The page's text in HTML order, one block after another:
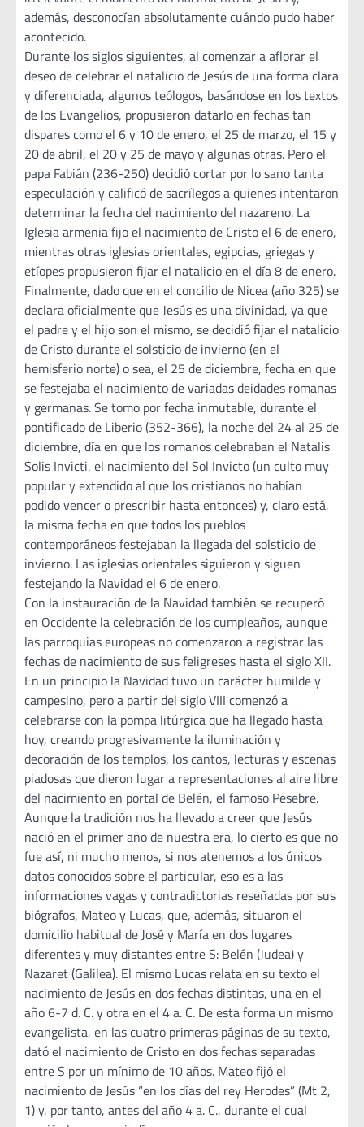
además, desconocían absolutamente cuándo pudo haber
acontecido.
Durante los siglos siguientes, al comenzar a aflorar el
deseo de celebrar el natalicio de Jesús de una forma clara
y diferenciada, algunos teólogos, basándose en los textos
de los Evangelios, propusieron datarlo en fechas tan
dispares como el 6 y 10 de enero, el 25 de marzo, el 15 y
20 de abril, el 20 y 25 de mayo y algunas otras. Pero el
papa Fabián (236-250) decidió cortar por lo sano tanta
especulación y calificó de sacrílegos a quienes intentaron
determinar la fecha del nacimiento del nazareno. La
Iglesia armenia fijo el nacimiento de Cristo el 6 de enero,
mientras otras iglesias orientales, egipcias, griegas y
etíopes propusieron fijar el natalicio en el día 8 de enero.
Finalmente, dado que en el concilio de Nicea (año 325) se
declara oficialmente que Jesús es una divinidad, ya que
el padre y el hijo son el mismo, se decidió fijar el natalicio
de Cristo durante el solsticio de invierno (en el
hemisferio norte) o sea, el 25 de diciembre, fecha en que
se festejaba el nacimiento de variadas deidades romanas
y germanas. Se tomo por fecha inmutable, durante el
pontificado de Liberio (352-366), la noche del 24 al 25 de
diciembre, día en que los romanos celebraban el Natalis
Solis Invicti, el nacimiento del Sol Invicto (un culto muy
popular y extendido al que los cristianos no habían
podido vencer o prescribir hasta entonces) y, claro está,
la misma fecha en que todos los pueblos
contemporáneos festejaban la llegada del solsticio de
invierno. Las iglesias orientales siguieron y siguen
festejando la Navidad el 6 de enero.
Con la instauración de la Navidad también se recuperó
en Occidente la celebración de los cumpleaños, aunque
las parroquias europeas no comenzaron a registrar las
fechas de nacimiento de sus feligreses hasta el siglo XII.
En un principio la Navidad tuvo un carácter humilde y
campesino, pero a partir del siglo VIII comenzó a
celebrarse con la pompa litúrgica que ha llegado hasta
hoy, creando progresivamente la iluminación y
decoración de los templos, los cantos, lecturas y escenas
piadosas que dieron lugar a representaciones al aire libre
del nacimiento en portal de Belén, el famoso Pesebre.
Aunque la tradición nos ha llevado a creer que Jesús
nació en el primer año de nuestra era, lo cierto es que no
fue así, ni mucho menos, si nos atenemos a los únicos
datos conocidos sobre el particular, eso es a las
informaciones vagas y contradictorias reseñadas por sus
biógrafos, Mateo y Lucas, que, además, situaron el
domicilio habitual de José y María en dos lugares
diferentes y muy distantes entre S: Belén (Judea) y
Nazaret (Galilea). El mismo Lucas relata en su texto el
nacimiento de Jesús en dos fechas distintas, una en el
año 6-7 d. C. y otra en el 4 a. C. De esta forma un mismo
evangelista, en las cuatro primeras páginas de su texto,
dató el nacimiento de Cristo en dos fechas separadas
entre S por un mínimo de 10 años. Mateo fijó el
nacimiento de Jesús “en los días del rey Herodes” (Mt 2,
1) y, por tanto, antes del año 4 a. C., durante el cual